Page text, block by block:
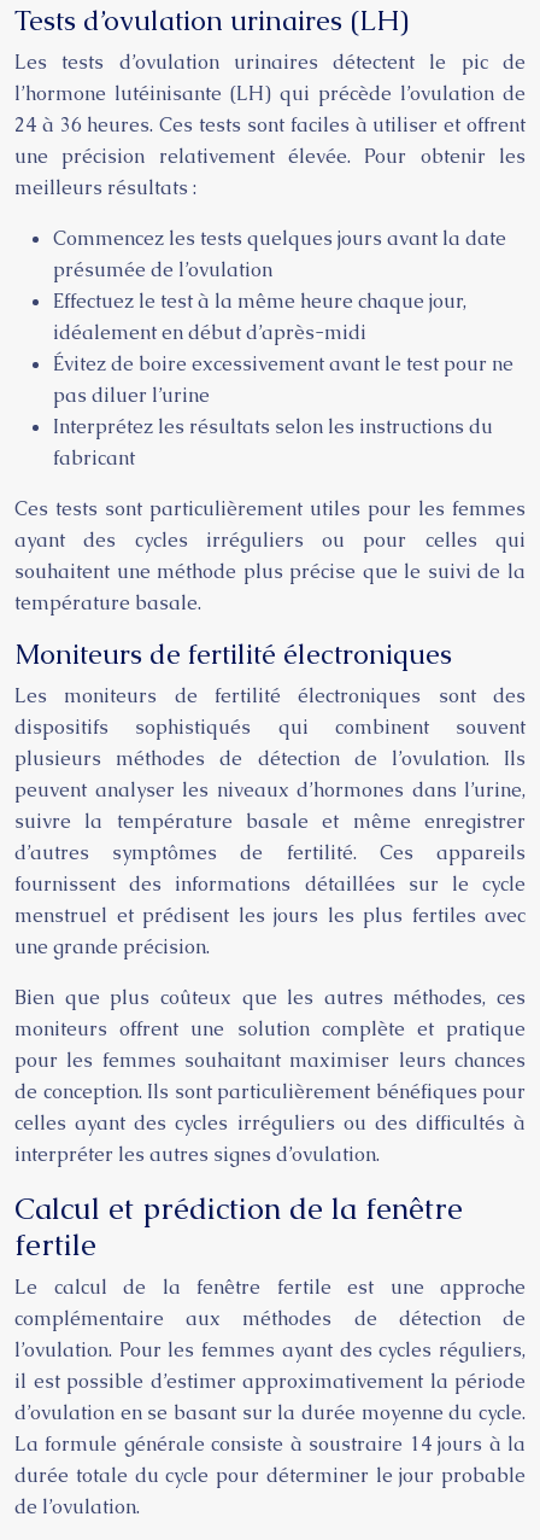
Tests d’ovulation urinaires (LH)
Les tests d’ovulation urinaires détectent le pic de
l’hormone lutéinisante (LH) qui précède l’ovulation de
24 à 36 heures. Ces tests sont faciles à utiliser et offrent
une précision relativement élevée. Pour obtenir les
meilleurs résultats :
Commencez les tests quelques jours avant la date
présumée de l’ovulation
Effectuez le test à la même heure chaque jour,
idéalement en début d’après-midi
Évitez de boire excessivement avant le test pour ne
pas diluer l’urine
Interprétez les résultats selon les instructions du
fabricant
Ces tests sont particulièrement utiles pour les femmes
ayant des cycles irréguliers ou pour celles qui
souhaitent une méthode plus précise que le suivi de la
température basale.
Moniteurs de fertilité électroniques
Les moniteurs de fertilité électroniques sont des
dispositifs sophistiqués qui combinent souvent
plusieurs méthodes de détection de l’ovulation. Ils
peuvent analyser les niveaux d’hormones dans l’urine,
suivre la température basale et même enregistrer
d’autres symptômes de fertilité. Ces appareils
fournissent des informations détaillées sur le cycle
menstruel et prédisent les jours les plus fertiles avec
une grande précision.
Bien que plus coûteux que les autres méthodes, ces
moniteurs offrent une solution complète et pratique
pour les femmes souhaitant maximiser leurs chances
de conception. Ils sont particulièrement bénéfiques pour
celles ayant des cycles irréguliers ou des difficultés à
interpréter les autres signes d’ovulation.
Calcul et prédiction de la fenêtre
fertile
Le calcul de la fenêtre fertile est une approche
complémentaire aux méthodes de détection de
l’ovulation. Pour les femmes ayant des cycles réguliers,
il est possible d’estimer approximativement la période
d’ovulation en se basant sur la durée moyenne du cycle.
La formule générale consiste à soustraire 14 jours à la
durée totale du cycle pour déterminer le jour probable
de l’ovulation.